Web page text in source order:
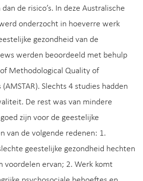
de risico’s. In deze Australische
onderzocht in hoeverre werk
gezondheid van de
werden beoordeeld met behulp
Methodological Quality of
Slechts 4 studies hadden
De rest was van mindere
zijn voor de geestelijke
van de volgende redenen: 1.
geestelijke gezondheid hechten
voordelen ervan; 2. Werk komt